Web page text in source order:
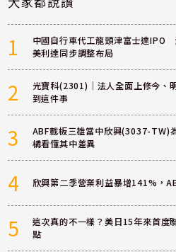
1
中國自行車代工龍頭津富士達IPO
美利達同步調整布局
2
光寶科(2301)｜法人全面上修今、
到這件事
3
ABF載板三雄當中欣興(3037-TW)
構看懂其中差異
4 欣興第二季營業利益暴增141%，
5
這次真的不一樣？美日15年來首度
點